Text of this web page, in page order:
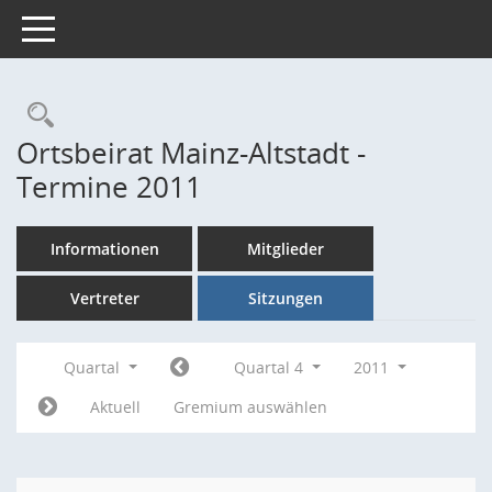
Toggle navigation
Rechercheauswahl
Ortsbeirat Mainz-Altstadt -
Termine 2011
Informationen Mitglieder
Vertreter Sitzungen
Quartal Quartal 4
2011
Aktuell
Gremium auswählen